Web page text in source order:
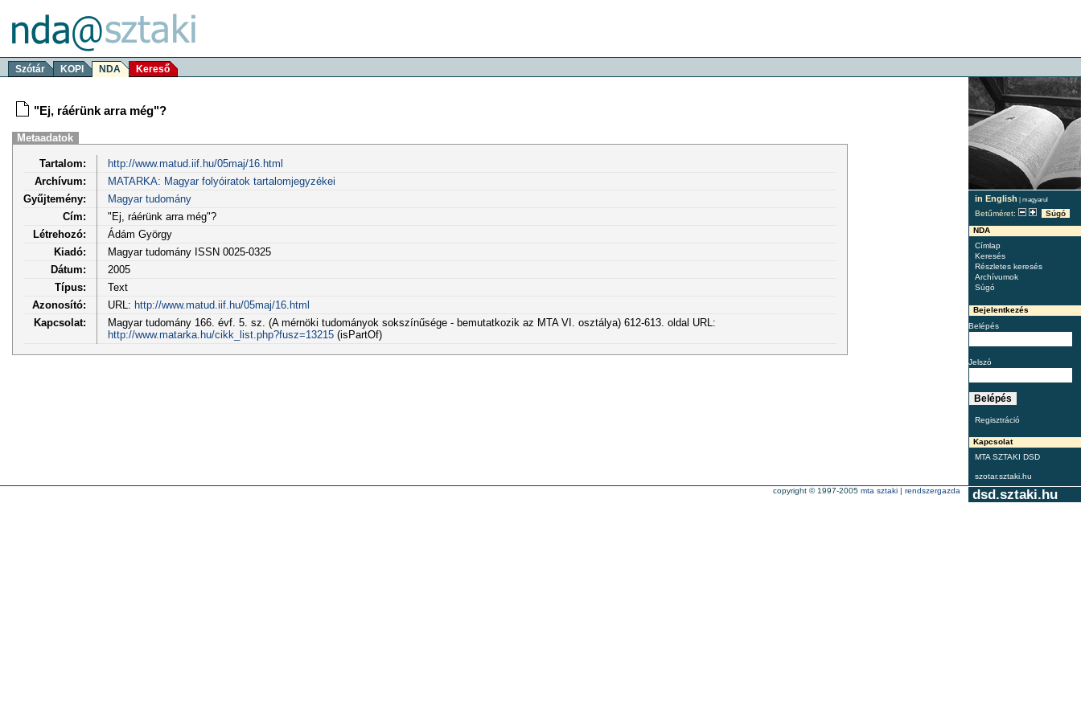
Szótár KOPI NDA Kereső
in English | magyarul
Betűméret:
Súgó
NDA
Címlap
Keresés
Részletes keresés
Archívumok
Súgó
Bejelentkezés
Belépés
Jelszó
Regisztráció
Kapcsolat
MTA SZTAKI DSD
szotar.sztaki.hu
"Ej, ráérünk arra még"?
Metaadatok
Tartalom:
http://www.matud.iif.hu/05maj/16.html
Archívum:
MATARKA: Magyar folyóiratok tartalomjegyzékei
Gyűjtemény:
Magyar tudomány
Cím:
"Ej, ráérünk arra még"?
Létrehozó:
Ádám György
Kiadó:
Magyar tudomány ISSN 0025-0325
Dátum:
2005
Típus:
Text
Azonosító:
URL: http://www.matud.iif.hu/05maj/16.html
Kapcsolat:
Magyar tudomány 166. évf. 5. sz. (A mérnöki tudományok sokszínűsége - bemutatkozik az MTA VI. osztálya) 612-613. oldal URL:
http://www.matarka.hu/cikk_list.php?fusz=13215(isPartOf)
dsd.sztaki.hu
copyright © 1997-2005 mta sztaki | rendszergazda